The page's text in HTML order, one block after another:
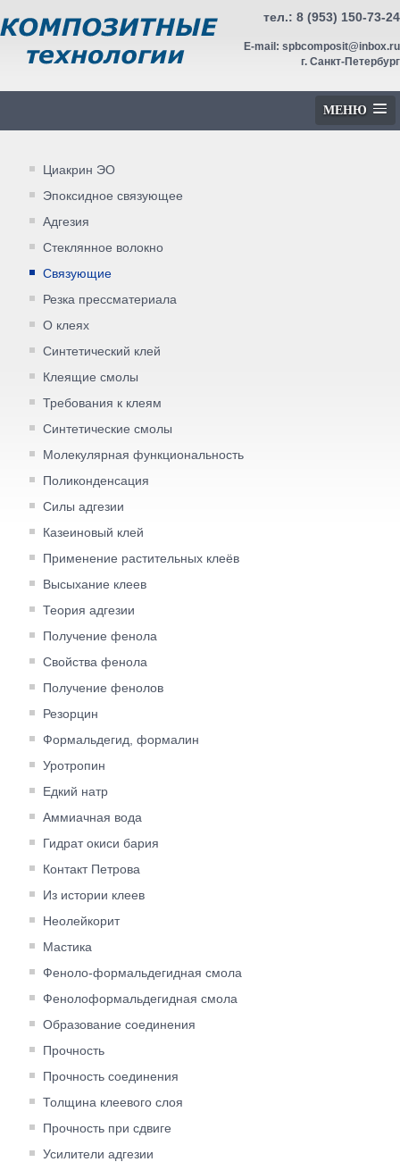
тел.: 8 (953) 150-73-24
E-mail: spbcomposit@inbox.ru
г. Санкт-Петербург
МЕНЮ
Циакрин ЭО
Эпоксидное связующее
Адгезия
Стеклянное волокно
Связующие
Резка прессматериала
О клеях
Синтетический клей
Клеящие смолы
Требования к клеям
Синтетические смолы
Молекулярная функциональность
Поликонденсация
Силы адгезии
Казеиновый клей
Применение растительных клеёв
Высыхание клеев
Теория адгезии
Получение фенола
Свойства фенола
Получение фенолов
Резорцин
Формальдегид, формалин
Уротропин
Едкий натр
Аммиачная вода
Гидрат окиси бария
Контакт Петрова
Из истории клеев
Неолейкорит
Мастика
Феноло-формальдегидная смола
Фенолоформальдегидная смола
Образование соединения
Прочность
Прочность соединения
Толщина клеевого слоя
Прочность при сдвиге
Усилители адгезии